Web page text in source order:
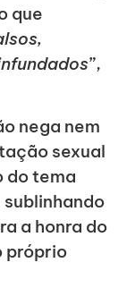
que
”,
nega nem
sexual
do tema
a honra do
próprio